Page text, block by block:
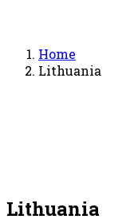
Home
Lithuania
Lithuania